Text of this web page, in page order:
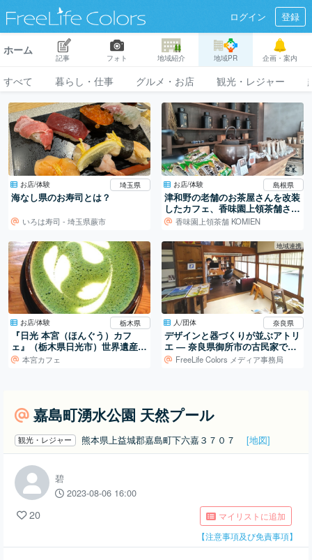
ログイン 登録
ホーム
記事 フォト 地域紹介 地域PR 企画・案内
すべて 暮らし・仕事 グルメ・お店 観光・レジャー
お店/体験 埼玉県
海なし県のお寿司とは？
いろは寿司 - 埼玉県蕨市
お店/体験 島根県
津和野の老舗のお茶屋さんを改装
したカフェ、香味園上領茶舗さん
でのんびり
香味園上領茶舗 KOMIEN
お店/体験 栃木県
『日光 本宮（ほんぐう）カフ
ェ』（栃木県日光市）世界遺産日
光東照宮への入口でほっこり♩
本宮カフェ
地域連携
人/団体 奈良県
デザインと器づくりが並ぶアトリ
エ ― 奈良県御所市の古民家での
活動FreeLife Colors メディア事務局
嘉島町湧水公園 天然プール
観光・レジャー 熊本県上益城郡嘉島町下六嘉３７０７ [地図]
碧
2023-08-06 16:00
20
マイリストに追加
【注意事項及び免責事項】